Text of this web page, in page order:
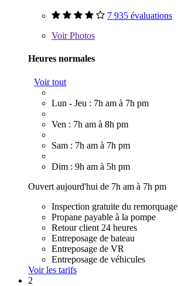
7 935 évaluations
VoirPhotos
Heures normales
Voir tout
Lun - Jeu : 7h am à 7h pm
Ven : 7h am à 8h pm
Sam : 7h am à 7h pm
Dim : 9h am à 5h pm
Ouvert aujourd'hui de 7h am à 7h pm
Inspection gratuite du remorquage
Propane payable à la pompe
Retour client 24 heures
Entreposage de bateau
Entreposage de VR
Entreposage de véhicules
Voir les tarifs
2